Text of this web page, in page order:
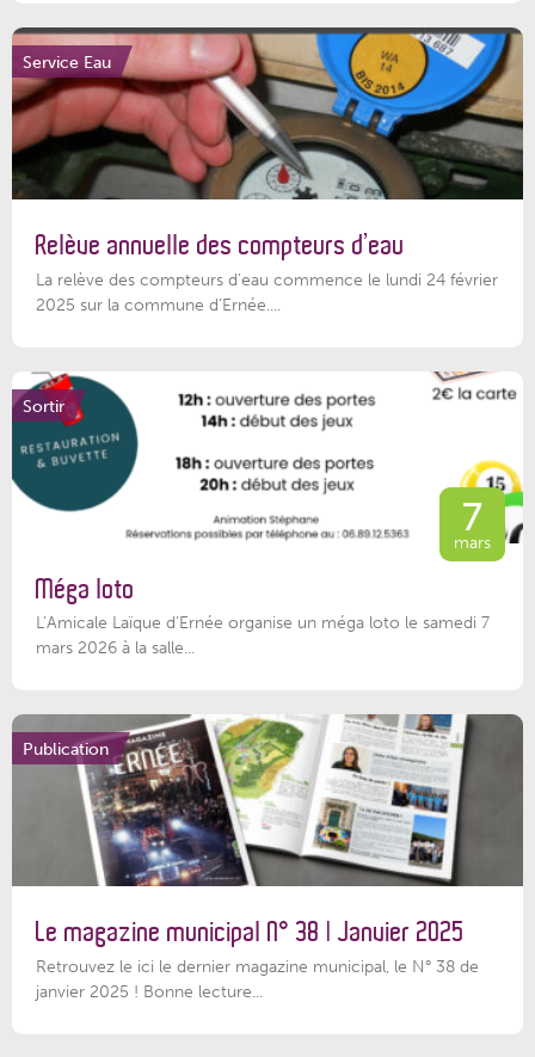
Service Eau
Relève annuelle des compteurs d’eau
La relève des compteurs d'eau commence le lundi 24 février
2025 sur la commune d’Ernée....
Sortir
7
mars
Méga loto
L’Amicale Laïque d’Ernée organise un méga loto le samedi 7
mars 2026 à la salle...
Publication
Le magazine municipal N° 38 | Janvier 2025
Retrouvez le ici le dernier magazine municipal, le N° 38 de
janvier 2025 ! Bonne lecture...